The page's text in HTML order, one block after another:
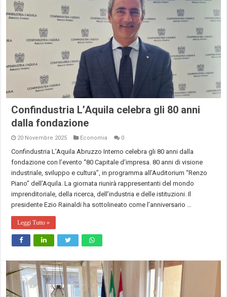
Confindustria L’Aquila celebra gli 80 anni
dalla fondazione
20 Novembre 2025 Economia 0
Confindustria L’Aquila Abruzzo Interno celebra gli 80 anni dalla
fondazione con l’evento “80 Capitale d’impresa. 80 anni di visione
industriale, sviluppo e cultura”, in programma all’Auditorium “Renzo
Piano” dell’Aquila. La giornata riunirà rappresentanti del mondo
imprenditoriale, della ricerca, dell’industria e delle istituzioni. Il
presidente Ezio Rainaldi ha sottolineato come l’anniversario …
Leggi Tutto »